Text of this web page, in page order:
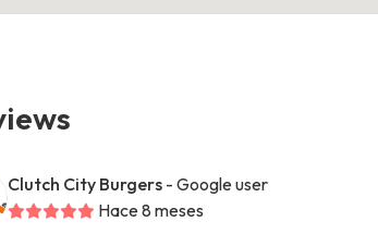
Clutch City Burgers - Google user
Hace 8 meses